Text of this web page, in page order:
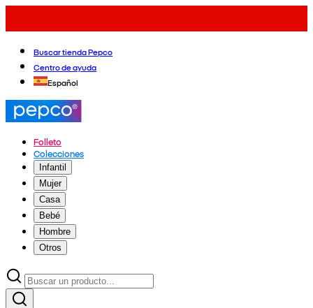
Buscar tienda Pepco
Centro de ayuda
Español
Folleto
Colecciones
Infantil
Mujer
Casa
Bebé
Hombre
Otros